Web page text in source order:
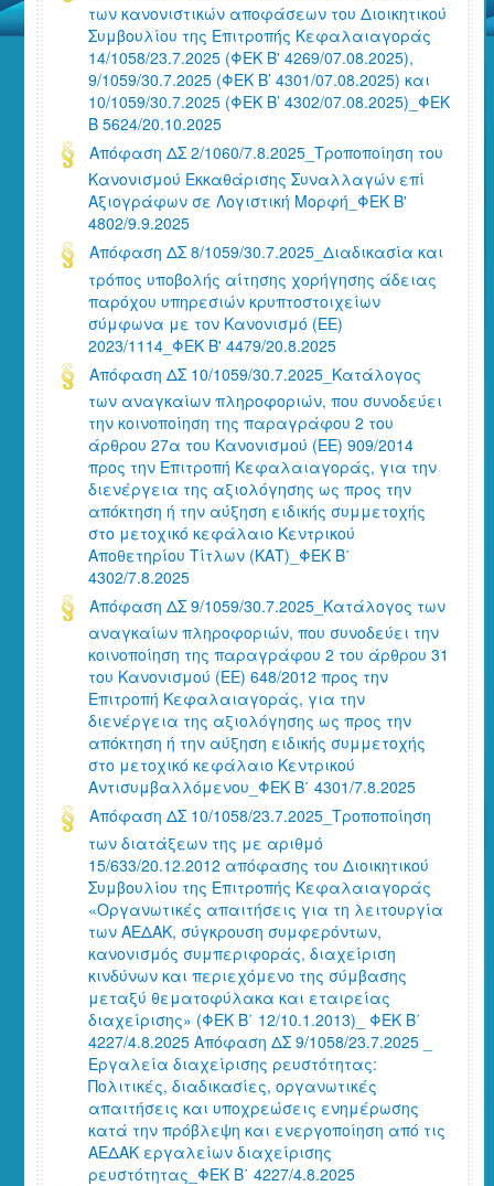
των κανονιστικών αποφάσεων του Διοικητικού
Συμβουλίου της Επιτροπής Κεφαλαιαγοράς
14/1058/23.7.2025 (ΦΕΚ Β' 4269/07.08.2025),
9/1059/30.7.2025 (ΦΕΚ Β’ 4301/07.08.2025) και
10/1059/30.7.2025 (ΦΕΚ Β’ 4302/07.08.2025)_ΦΕΚ
Β 5624/20.10.2025
Απόφαση ΔΣ 2/1060/7.8.2025_Τροποποίηση του
Κανονισμού Εκκαθάρισης Συναλλαγών επί
Αξιογράφων σε Λογιστική Μορφή_ΦΕΚ Β'
4802/9.9.2025
Απόφαση ΔΣ 8/1059/30.7.2025_Διαδικασία και
τρόπος υποβολής αίτησης χορήγησης άδειας
παρόχου υπηρεσιών κρυπτοστοιχείων
σύμφωνα με τον Κανονισμό (ΕΕ)
2023/1114_ΦΕΚ Β' 4479/20.8.2025
Απόφαση ΔΣ 10/1059/30.7.2025_Κατάλογος
των αναγκαίων πληροφοριών, που συνοδεύει
την κοινοποίηση της παραγράφου 2 του
άρθρου 27α του Κανονισμού (ΕΕ) 909/2014
προς την Επιτροπή Κεφαλαιαγοράς, για την
διενέργεια της αξιολόγησης ως προς την
απόκτηση ή την αύξηση ειδικής συμμετοχής
στο μετοχικό κεφάλαιο Κεντρικού
Αποθετηρίου Τίτλων (ΚΑΤ)_ΦΕΚ Β΄
4302/7.8.2025
Απόφαση ΔΣ 9/1059/30.7.2025_Κατάλογος των
αναγκαίων πληροφοριών, που συνοδεύει την
κοινοποίηση της παραγράφου 2 του άρθρου 31
του Κανονισμού (ΕΕ) 648/2012 προς την
Επιτροπή Κεφαλαιαγοράς, για την
διενέργεια της αξιολόγησης ως προς την
απόκτηση ή την αύξηση ειδικής συμμετοχής
στο μετοχικό κεφάλαιο Κεντρικού
Αντισυμβαλλόμενου_ΦΕΚ Β΄ 4301/7.8.2025
Απόφαση ΔΣ 10/1058/23.7.2025_Τροποποίηση
των διατάξεων της με αριθμό
15/633/20.12.2012 απόφασης του Διοικητικού
Συμβουλίου της Επιτροπής Κεφαλαιαγοράς
«Οργανωτικές απαιτήσεις για τη λειτουργία
των ΑΕΔΑΚ, σύγκρουση συμφερόντων,
κανονισμός συμπεριφοράς, διαχείριση
κινδύνων και περιεχόμενο της σύμβασης
μεταξύ θεματοφύλακα και εταιρείας
διαχείρισης» (ΦΕΚ Β΄ 12/10.1.2013)_ ΦΕΚ Β΄
4227/4.8.2025 Απόφαση ΔΣ 9/1058/23.7.2025 _
Εργαλεία διαχείρισης ρευστότητας:
Πολιτικές, διαδικασίες, οργανωτικές
απαιτήσεις και υποχρεώσεις ενημέρωσης
κατά την πρόβλεψη και ενεργοποίηση από τις
ΑΕΔΑΚ εργαλείων διαχείρισης
ρευστότητας_ΦΕΚ Β΄ 4227/4.8.2025